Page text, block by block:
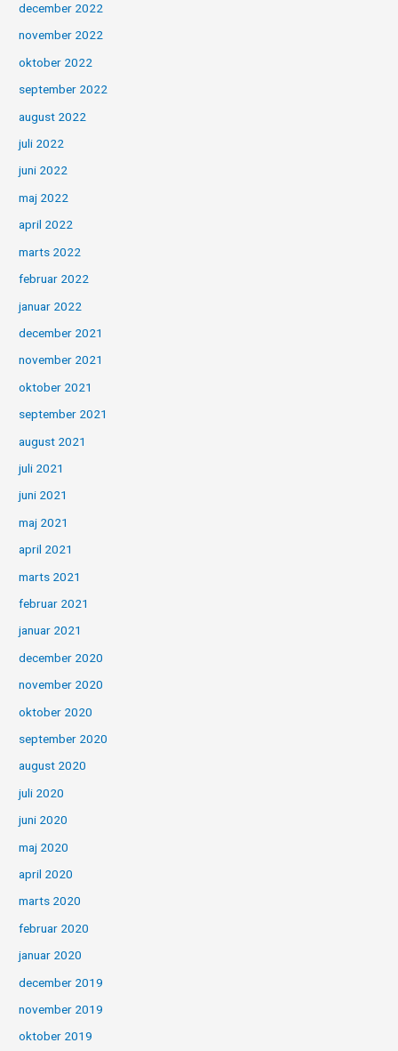
december 2022
november 2022
oktober 2022
september 2022
august 2022
juli 2022
juni 2022
maj 2022
april 2022
marts 2022
februar 2022
januar 2022
december 2021
november 2021
oktober 2021
september 2021
august 2021
juli 2021
juni 2021
maj 2021
april 2021
marts 2021
februar 2021
januar 2021
december 2020
november 2020
oktober 2020
september 2020
august 2020
juli 2020
juni 2020
maj 2020
april 2020
marts 2020
februar 2020
januar 2020
december 2019
november 2019
oktober 2019